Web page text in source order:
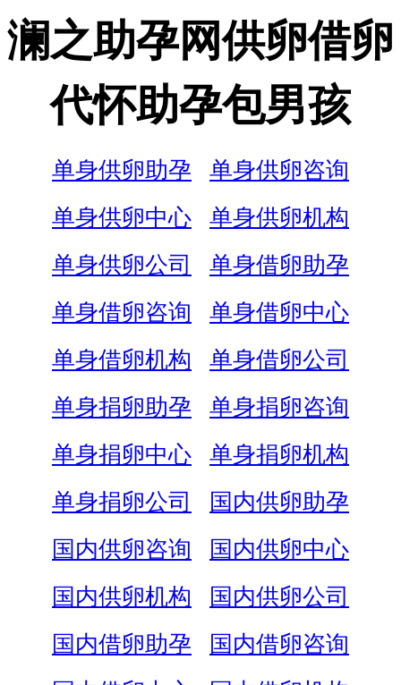
澜之助孕网供卵借卵
代怀助孕包男孩
单身供卵助孕
单身供卵咨询
单身供卵中心
单身供卵机构
单身供卵公司
单身借卵助孕
单身借卵咨询
单身借卵中心
单身借卵机构
单身借卵公司
单身捐卵助孕
单身捐卵咨询
单身捐卵中心
单身捐卵机构
单身捐卵公司
国内供卵助孕
国内供卵咨询
国内供卵中心
国内供卵机构
国内供卵公司
国内借卵助孕
国内借卵咨询